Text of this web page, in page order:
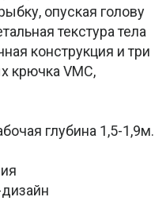
опуская голову
текстура тела
конструкция и три
крючка VMC,
глубина 1,5-1,9м.